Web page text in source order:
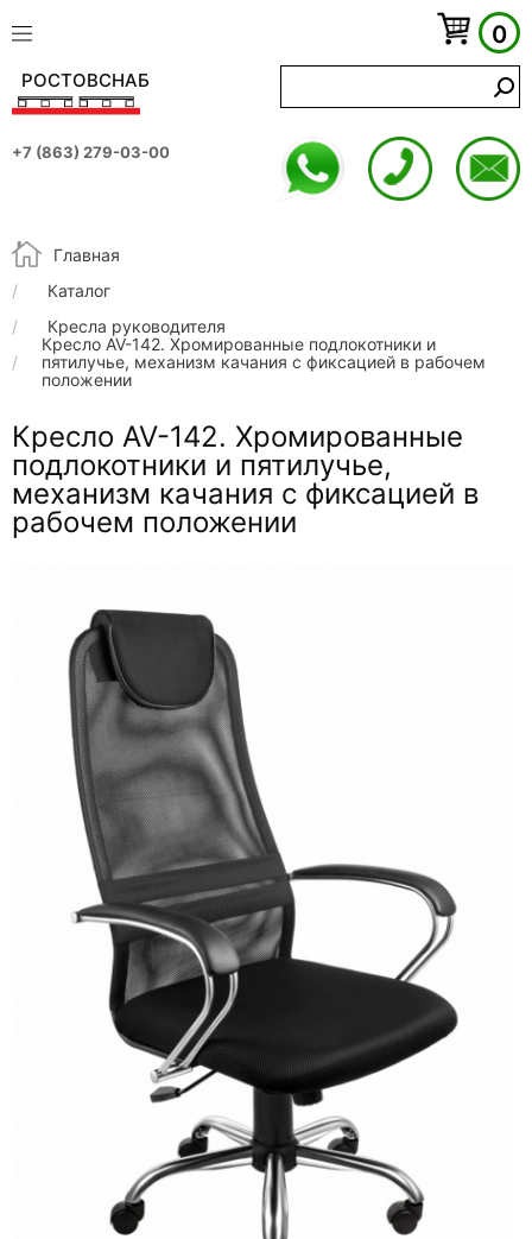
0
РОСТОВСНАБ
+7 (863) 279-03-00
Строка навигации
Главная
Каталог
Кресла руководителя
Кресло AV-142. Хромированные подлокотники и
пятилучье, механизм качания с фиксацией в рабочем
положении
Кресло AV-142. Хромированные
подлокотники и пятилучье,
механизм качания с фиксацией в
рабочем положении